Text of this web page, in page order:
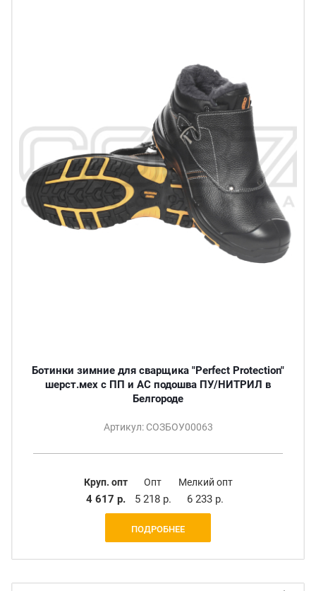
Ботинки зимние для сварщика "Perfect Protection"
шерст.мех с ПП и АС подошва ПУ/НИТРИЛ в
Белгороде
Артикул: СОЗБОУ00063
Круп. опт
4 617 р.
Опт
5 218 р.
Мелкий опт
6 233 р.
ПОДРОБНЕЕ